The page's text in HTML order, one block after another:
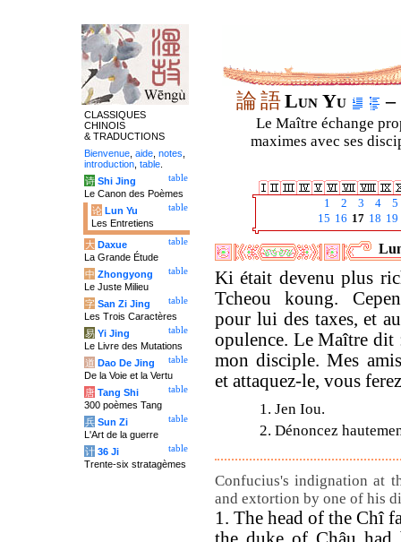
論語Lun Yu –
Le Maître échange
maximes avec ses
1 2 3 4
5
15 16 17 18 19
Ki était devenu plus
Tcheou koung.
pour lui des taxes, et
opulence. Le Maître dit
mon disciple. Mes
et attaquez-le, vous
1. Jen Iou.
2. Dénoncez
Confucius's indignation at
and extortion by one of his
1. The head of the Chî
CLASSIQUES
CHINOIS
& TRADUCTIONS
Bienvenue aide notes
introduction table
table
诗 Shi Jing
Le Canon des Poèmes
table
论 Lun Yu
Les Entretiens
table
大 Daxue
La Grande Étude
table
中 Zhongyong
Le Juste Milieu
table
字 San Zi Jing
Les Trois Caractères
table
易 Yi Jing
Le Livre des Mutations
table
道 Dao De Jing
De la Voie et la Vertu
table
唐 Tang Shi
300 poèmes Tang
table
兵 Sun Zi
L'Art de la guerre
table
计 36 Ji
Trente-six stratagèmes